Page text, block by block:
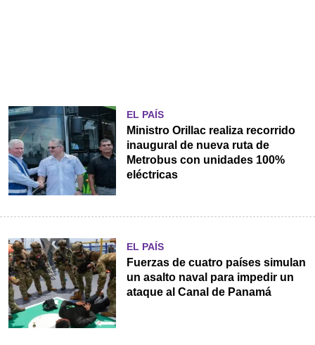
EL PAÍS
Ministro Orillac realiza recorrido
inaugural de nueva ruta de
Metrobus con unidades 100%
eléctricas
EL PAÍS
Fuerzas de cuatro países simulan
un asalto naval para impedir un
ataque al Canal de Panamá